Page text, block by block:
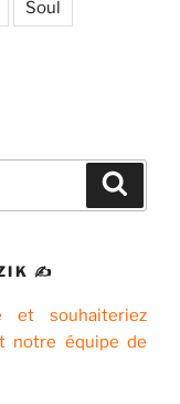
Soul
✍
et souhaiteriez
notre équipe de